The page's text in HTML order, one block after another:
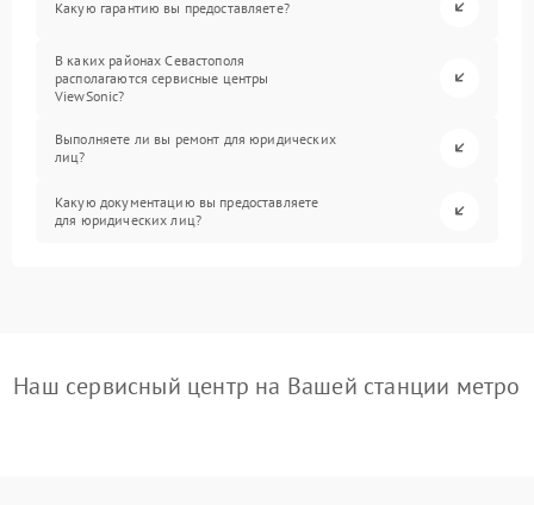
Какую гарантию вы предоставляете?
В каких районах Севастополя
располагаются сервисные центры
ViewSonic?
Выполняете ли вы ремонт для юридических
лиц?
Какую документацию вы предоставляете
для юридических лиц?
Наш сервисный центр на Вашей станции метро